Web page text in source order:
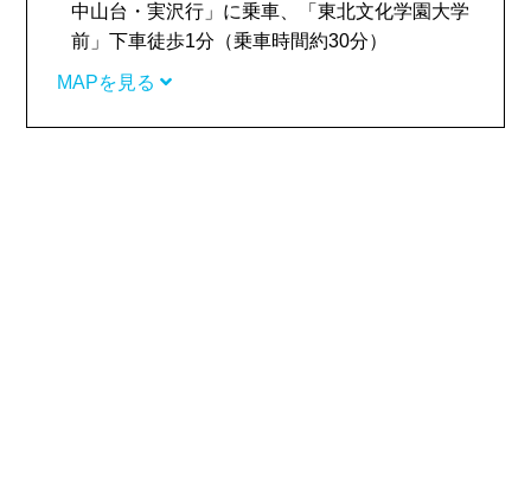
中山台・実沢行」に乗車、「東北文化学園大学
前」下車徒歩1分（乗車時間約30分）
MAPを見る